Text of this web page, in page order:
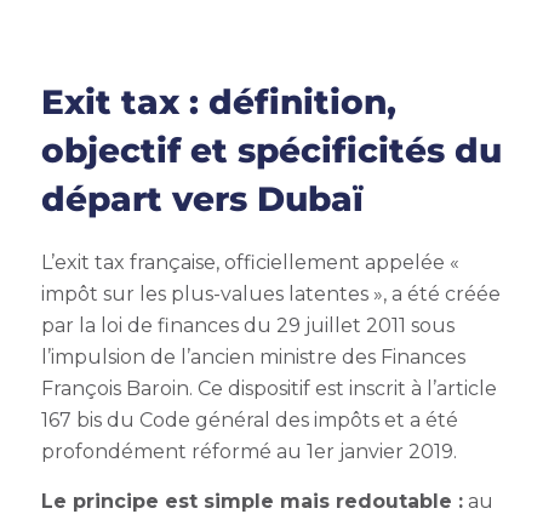
Exit tax : définition,
objectif et spécificités du
départ vers Dubaï
L’exit tax française, officiellement appelée «
impôt sur les plus-values latentes », a été créée
par la loi de finances du 29 juillet 2011 sous
l’impulsion de l’ancien ministre des Finances
François Baroin. Ce dispositif est inscrit à l’article
167 bis du Code général des impôts et a été
profondément réformé au 1er janvier 2019.
Le principe est simple mais redoutable :au